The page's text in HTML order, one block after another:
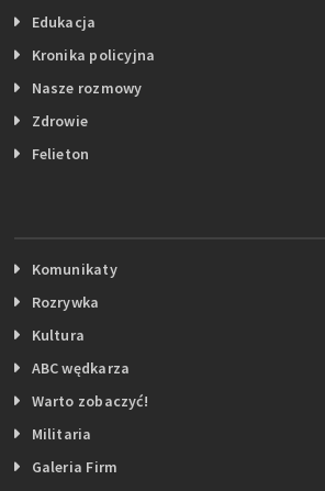
Edukacja
Kronika policyjna
Nasze rozmowy
Zdrowie
Felieton
Komunikaty
Rozrywka
Kultura
ABC wędkarza
Warto zobaczyć!
Militaria
Galeria Firm